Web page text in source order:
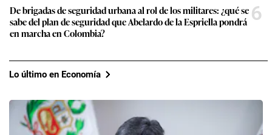
De brigadas de seguridad urbana al rol de los militares: ¿qué se
sabe del plan de seguridad que Abelardo de la Espriella pondrá
en marcha en Colombia?
6
Lo último en Economía